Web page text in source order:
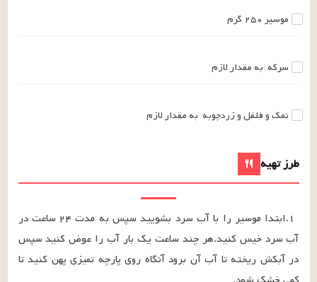
موسیر ۲۵۰ گرم
سرکه به مقدار لازم
نمک و فلفل و زردچوبه به مقدار لازم
طرز تهیه